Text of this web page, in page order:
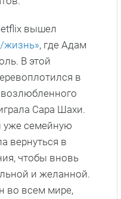
вышел
жизнь», где Адам
В этой
в
Сара Шахи.
уже семейную
вернуться в
чтобы вновь
и желанной.
во всем мире,